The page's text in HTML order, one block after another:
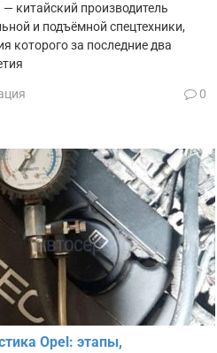
китайский производитель
и подъёмной спецтехники,
которого за последние два
0
Opel: этапы,